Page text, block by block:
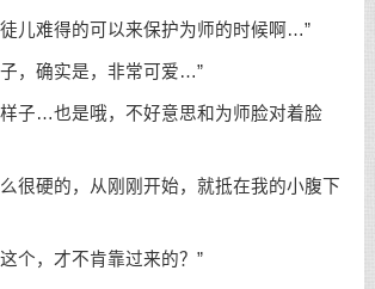
难得的可以来保护为师的时候啊…”
，确实是，非常可爱…”
…也是哦，不好意思和为师脸对着脸
硬的，从刚刚开始，就抵在我的小腹下
，才不肯靠过来的？”